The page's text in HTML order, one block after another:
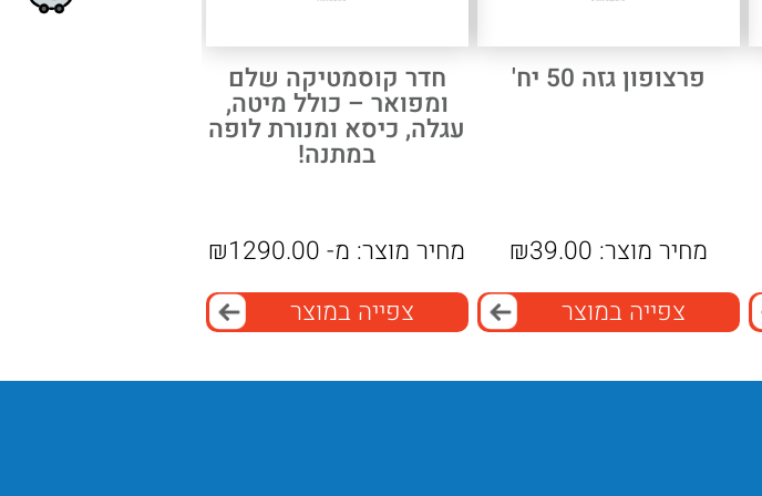
פרצופון גזה 50 יח'
מחיר מוצר: ₪39.00
צפייה במוצר
חדר קוסמטיקה שלם
ומפואר – כולל מיטה,
עגלה, כיסא ומנורת לופה
במתנה!
מחיר מוצר: מ- ₪1290.00
צפייה במוצר